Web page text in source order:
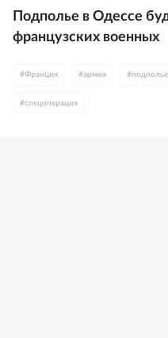
Подполье в Одессе
французских военных
#Франция #армия #подполье
#спецоперация